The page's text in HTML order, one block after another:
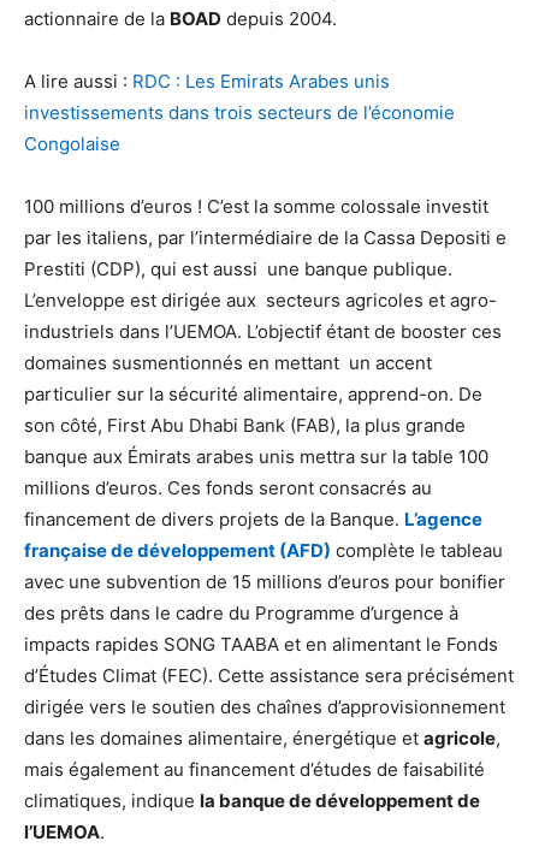
actionnaire de la BOAD depuis 2004.
A lire aussi : RDC : Les Emirats Arabes unis
investissements dans trois secteurs de l’économie
Congolaise
100 millions d’euros ! C’est la somme colossale investit
par les italiens, par l’intermédiaire de la Cassa Depositi e
Prestiti (CDP), qui est aussi une banque publique.
L’enveloppe est dirigée aux secteurs agricoles et agro-
industriels dans l’UEMOA. L’objectif étant de booster ces
domaines susmentionnés en mettant un accent
particulier sur la sécurité alimentaire, apprend-on. De
son côté, First Abu Dhabi Bank (FAB), la plus grande
banque aux Émirats arabes unis mettra sur la table 100
millions d’euros. Ces fonds seront consacrés au
financement de divers projets de la Banque. L’agence
française de développement (AFD) complète le tableau
avec une subvention de 15 millions d’euros pour bonifier
des prêts dans le cadre du Programme d’urgence à
impacts rapides SONG TAABA et en alimentant le Fonds
d’Études Climat (FEC). Cette assistance sera précisément
dirigée vers le soutien des chaînes d’approvisionnement
dans les domaines alimentaire, énergétique et agricole,
mais également au financement d’études de faisabilité
climatiques, indique la banque de développement de
l’UEMOA.